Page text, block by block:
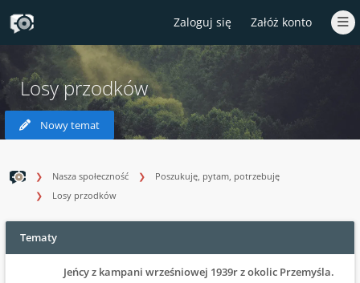
Zaloguj się Załóż konto
Losy przodków
Nowy temat
Nasza społeczność
Poszukuję, pytam, potrzebuję
Losy przodków
Tematy
Jeńcy z kampani wrześniowej 1939r z okolic Przemyśla.